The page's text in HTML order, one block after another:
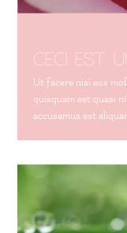
Ceci est
Ut facere nisi eos
quisquam est quasi
accusamus est